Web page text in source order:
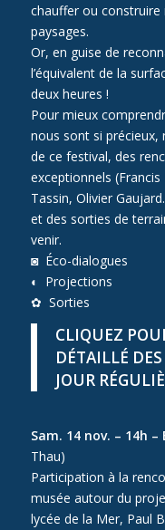
chauffer ou
paysages.
Or, en guise de
l’équivalent de la
deux heures !
Pour mieux
nous sont si
de ce festival, des
exceptionnels (Francis
Tassin, Olivier
et des sorties de
venir.
◙ Éco-dialogues
◐ Projections
✿ Sorties
CLIQUEZ
DÉTAILLÉ
JOUR
Sam. 14 nov. – 14h –
Thau)
Participation à la
musée autour du
lycée de la Mer, Paul